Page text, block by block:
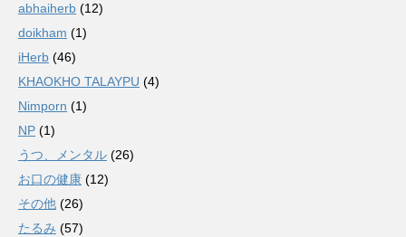
abhaiherb (12)
doikham (1)
iHerb (46)
KHAOKHO TALAYPU (4)
Nimporn (1)
NP (1)
うつ、メンタル (26)
お口の健康 (12)
その他 (26)
たるみ (57)